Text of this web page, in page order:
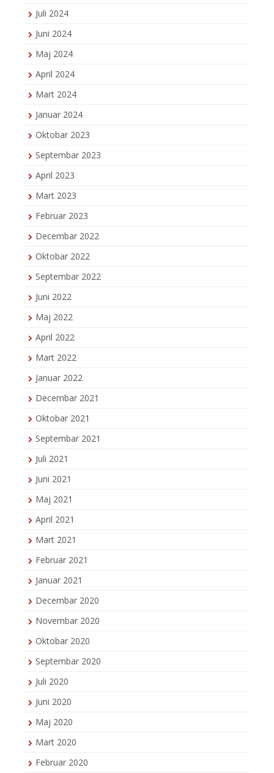
Juli 2024
Juni 2024
Maj 2024
April 2024
Mart 2024
Januar 2024
Oktobar 2023
Septembar 2023
April 2023
Mart 2023
Februar 2023
Decembar 2022
Oktobar 2022
Septembar 2022
Juni 2022
Maj 2022
April 2022
Mart 2022
Januar 2022
Decembar 2021
Oktobar 2021
Septembar 2021
Juli 2021
Juni 2021
Maj 2021
April 2021
Mart 2021
Februar 2021
Januar 2021
Decembar 2020
Novembar 2020
Oktobar 2020
Septembar 2020
Juli 2020
Juni 2020
Maj 2020
Mart 2020
Februar 2020